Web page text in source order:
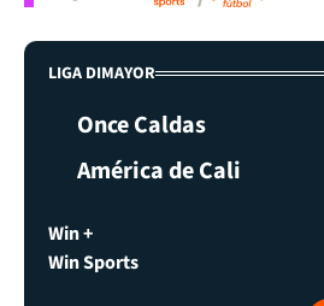
LIGA DIMAYOR
Once Caldas
América de Cali
Win +
Win Sports